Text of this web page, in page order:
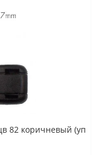
82 коричневый (уп